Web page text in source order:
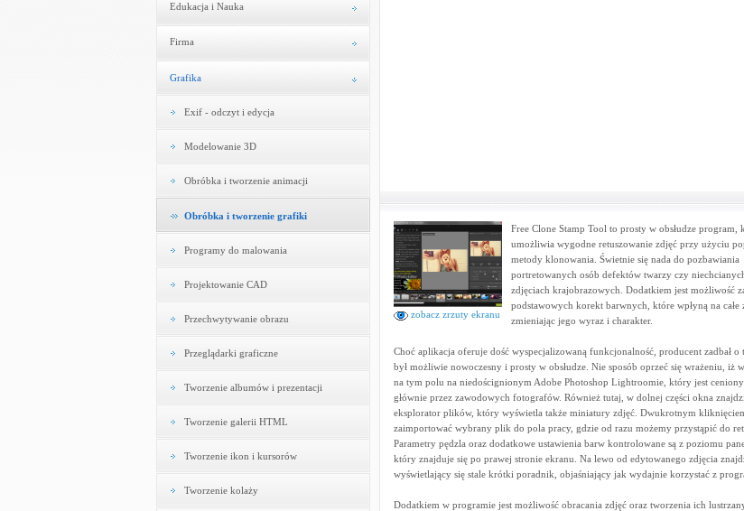
Edukacja i Nauka
Firma
Grafika
Exif - odczyt i edycja
Modelowanie 3D
Obróbka i tworzenie animacji
Obróbka i tworzenie grafiki
Programy do malowania
Projektowanie CAD
Przechwytywanie obrazu
Przeglądarki graficzne
Tworzenie albumów i prezentacji
Tworzenie galerii HTML
Tworzenie ikon i kursorów
Tworzenie kolaży
zobacz zrzuty ekranu
Free Clone Stamp Tool to prosty w obsłudze program,
umożliwia wygodne retuszowanie zdjęć przy użyciu
metody klonowania. Świetnie się nada do pozbawiania
portretowanych osób defektów twarzy czy
zdjęciach krajobrazowych. Dodatkiem jest możliwość
podstawowych korekt barwnych, które wpłyną na całe
zmieniając jego wyraz i charakter.
Choć aplikacja oferuje dość wyspecjalizowaną funkcjonalność, producent zadbał o
był możliwie nowoczesny i prosty w obsłudze. Nie sposób oprzeć się wrażeniu, iż
na tym polu na niedoścignionym Adobe Photoshop Lightroomie, który jest
głównie przez zawodowych fotografów. Również tutaj, w dolnej części okna
eksplorator plików, który wyświetla także miniatury zdjęć. Dwukrotnym
zaimportować wybrany plik do pola pracy, gdzie od razu możemy przystąpić do
Parametry pędzla oraz dodatkowe ustawienia barw kontrolowane są z poziomu
który znajduje się po prawej stronie ekranu. Na lewo od edytowanego zdjęcia
wyświetlający się stale krótki poradnik, objaśniający jak wydajnie korzystać z
Dodatkiem w programie jest możliwość obracania zdjęć oraz tworzenia ich